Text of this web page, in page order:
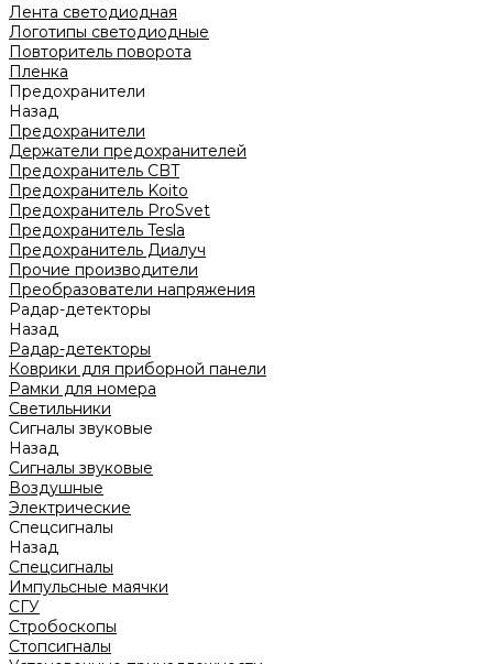
Лента светодиодная
Логотипы светодиодные
Повторитель поворота
Пленка
Предохранители
Назад
Предохранители
Держатели предохранителей
Предохранитель CBT
Предохранитель Koito
Предохранитель ProSvet
Предохранитель Tesla
Предохранитель Диалуч
Прочие производители
Преобразователи напряжения
Радар-детекторы
Назад
Радар-детекторы
Коврики для приборной панели
Рамки для номера
Светильники
Сигналы звуковые
Назад
Сигналы звуковые
Воздушные
Электрические
Спецсигналы
Назад
Спецсигналы
Импульсные маячки
СГУ
Стробоскопы
Стопсигналы